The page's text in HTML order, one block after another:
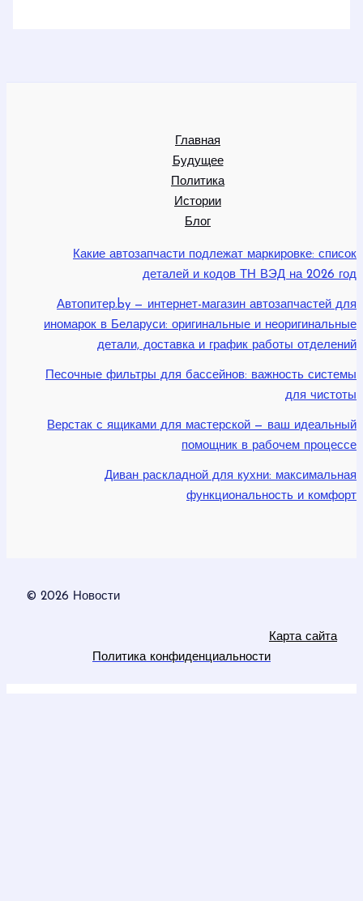
Главная
Будущее
Политика
Истории
Блог
Какие автозапчасти подлежат маркировке: список
деталей и кодов ТН ВЭД на 2026 год
Автопитер.by — интернет-магазин автозапчастей для
иномарок в Беларуси: оригинальные и неоригинальные
детали, доставка и график работы отделений
Песочные фильтры для бассейнов: важность системы
для чистоты
Верстак с ящиками для мастерской — ваш идеальный
помощник в рабочем процессе
Диван раскладной для кухни: максимальная
функциональность и комфорт
© 2026 Новости
Карта сайта
Политика конфиденциальности